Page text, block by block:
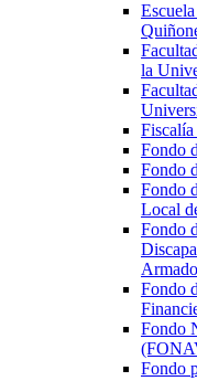
la
Fondo
Fondo
Fondo
Local
Fondo
Fondo
Fondo
Fondo